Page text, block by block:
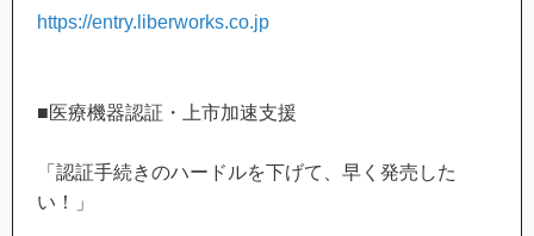
https://entry.liberworks.co.jp
■医療機器認証・上市加速支援
「認証手続きのハードルを下げて、早く発売した
い！」